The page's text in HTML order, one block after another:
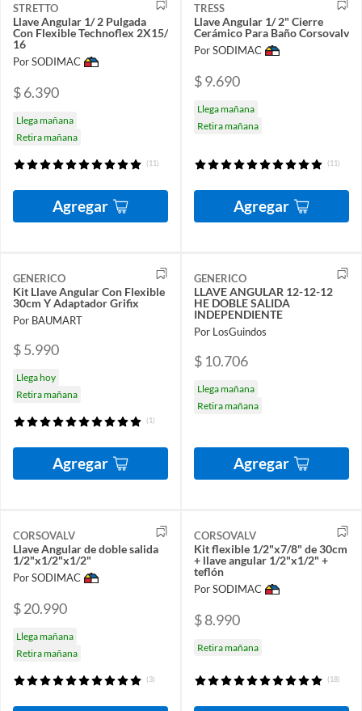
STRETTO
Llave Angular 1/ 2 Pulgada
Con Flexible Technoflex 2X15/
16
Por SODIMAC
$ 6.390
Llega mañana
Retira mañana
(11)
Agregar
TRESS
Llave Angular 1/ 2" Cierre
Cerámico Para Baño Corsovalv
Por SODIMAC
$ 9.690
Llega mañana
Retira mañana
(11)
Agregar
GENERICO
Kit Llave Angular Con Flexible
30cm Y Adaptador Grifix
Por BAUMART
$ 5.990
Llega hoy
Retira mañana
(1)
Agregar
GENERICO
LLAVE ANGULAR 12-12-12
HE DOBLE SALIDA
INDEPENDIENTE
Por LosGuindos
$ 10.706
Llega mañana
Retira mañana
Agregar
CORSOVALV
Llave Angular de doble salida
1/2"x1/2"x1/2"
Por SODIMAC
$ 20.990
Llega mañana
Retira mañana
(3)
CORSOVALV
Kit flexible 1/2"x7/8" de 30cm
+ llave angular 1/2"x1/2" +
teflón
Por SODIMAC
$ 8.990
Retira mañana
(18)